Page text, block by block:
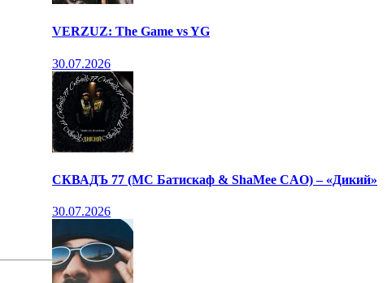
VERZUZ: The Game vs YG
30.07.2026
СКВАДЪ 77 (МС Батискаф & ShaMee CAO) – «Дикий»
30.07.2026